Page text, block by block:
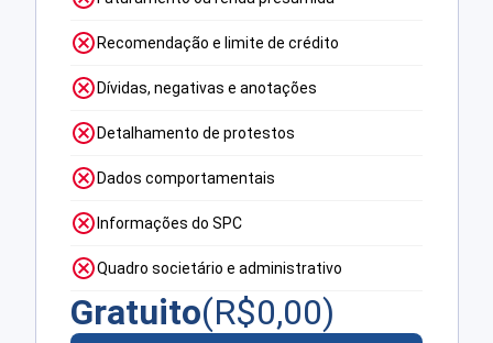
Recomendação e limite de crédito
Dívidas, negativas e anotações
Detalhamento de protestos
Dados comportamentais
Informações do SPC
Quadro societário e administrativo
Gratuito(R$0,00)